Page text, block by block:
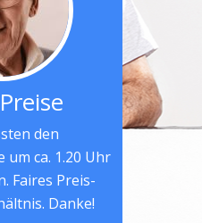
den
um ca. 1.20 Uhr
Faires Preis-
Danke!